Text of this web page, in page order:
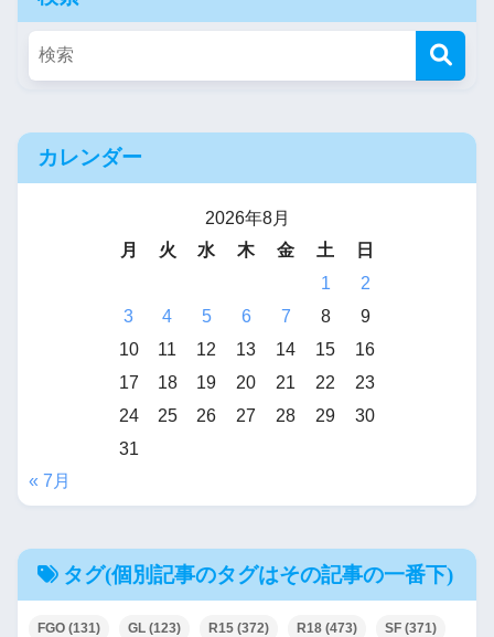
カレンダー
2026年8月
月
火 水 木 金 土
日
1
2
3
4 5 6 7 8
9
10
11 12 13 14 15
16
17
18 19 20 21 22
23
24
25 26 27 28 29
30
31
« 7月
タグ(個別記事のタグはその記事の一番下)
FGO (131) GL (123) R15 (372) R18 (473) SF (371)